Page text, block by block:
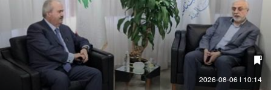
10:14 | 2026-08-06